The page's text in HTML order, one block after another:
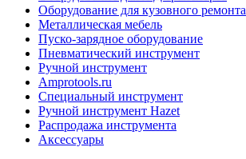
Оборудование для кузовного ремонта
Металлическая мебель
Пуско-зарядное оборудование
Пневматический инструмент
Ручной инструмент
Amprotools.ru
Специальный инструмент
Ручной инструмент Hazet
Распродажа инструмента
Аксессуары